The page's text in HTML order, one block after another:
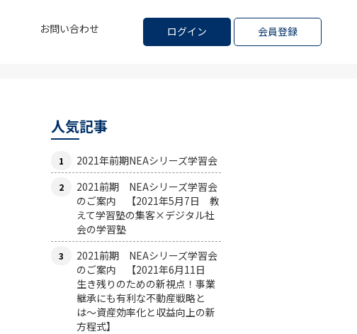
ログイン 会員登録
お問い合わせ
人気記事
2021年前期NEAシリーズ学習会
2021前期 NEAシリーズ学習会
のご案内 【2021年5月7日 教
えて学習塾の集客×デジタル社
会の学習塾
2021前期 NEAシリーズ学習会
のご案内 【2021年6月11日
生き残りのための新視点！事業
継承にも有利な不動産戦略と
は〜資産効率化と収益向上の新
方程式】